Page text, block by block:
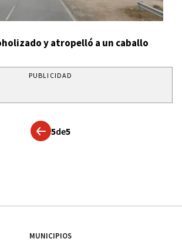
y atropelló a un caballo
PUBLICIDAD
5de5
MUNICIPIOS